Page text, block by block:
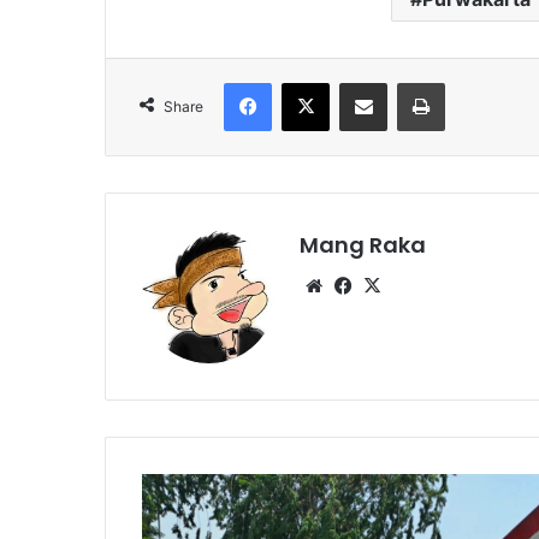
Share
Facebook
X Share via Email Print
Mang Raka
WebsiteFacebook
Menko
PMK